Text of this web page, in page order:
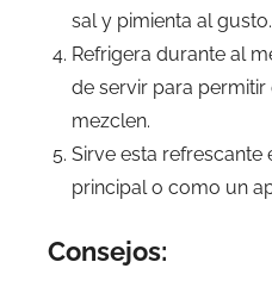
sal y pimienta al gusto.
Refrigera durante al
de servir para
mezclen.
Sirve esta
principal o como un
Consejos: